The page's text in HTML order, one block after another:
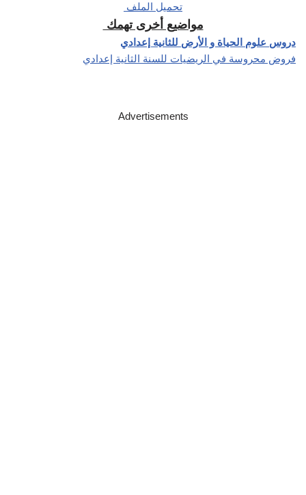
تحميل الملف
مواضيع أخرى تهمك
دروس علوم الحياة و الأرض للثانية إعدادي
فروض محروسة في الريضيات للسنة الثانية إعدادي
Advertisements